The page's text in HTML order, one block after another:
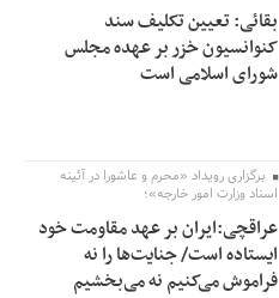
بقائی: تعیین تکلیف سند
کنوانسیون خزر بر عهده مجلس
شورای اسلامی است
برگزاری رویداد «محرم و عاشورا در آئینه
اسناد وزارت امور خارجه»؛
عراقچی:ایران بر عهد مقاومت خود
ایستاده است/ جنایت‌ها را نه
فراموش می‌کنیم نه می‌بخشیم